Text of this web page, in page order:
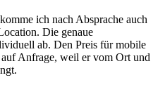
ich nach Absprache auch
Die genaue
ab. Den Preis für mobile
Anfrage, weil er vom Ort und